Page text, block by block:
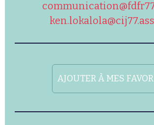
AJOUTER À MES